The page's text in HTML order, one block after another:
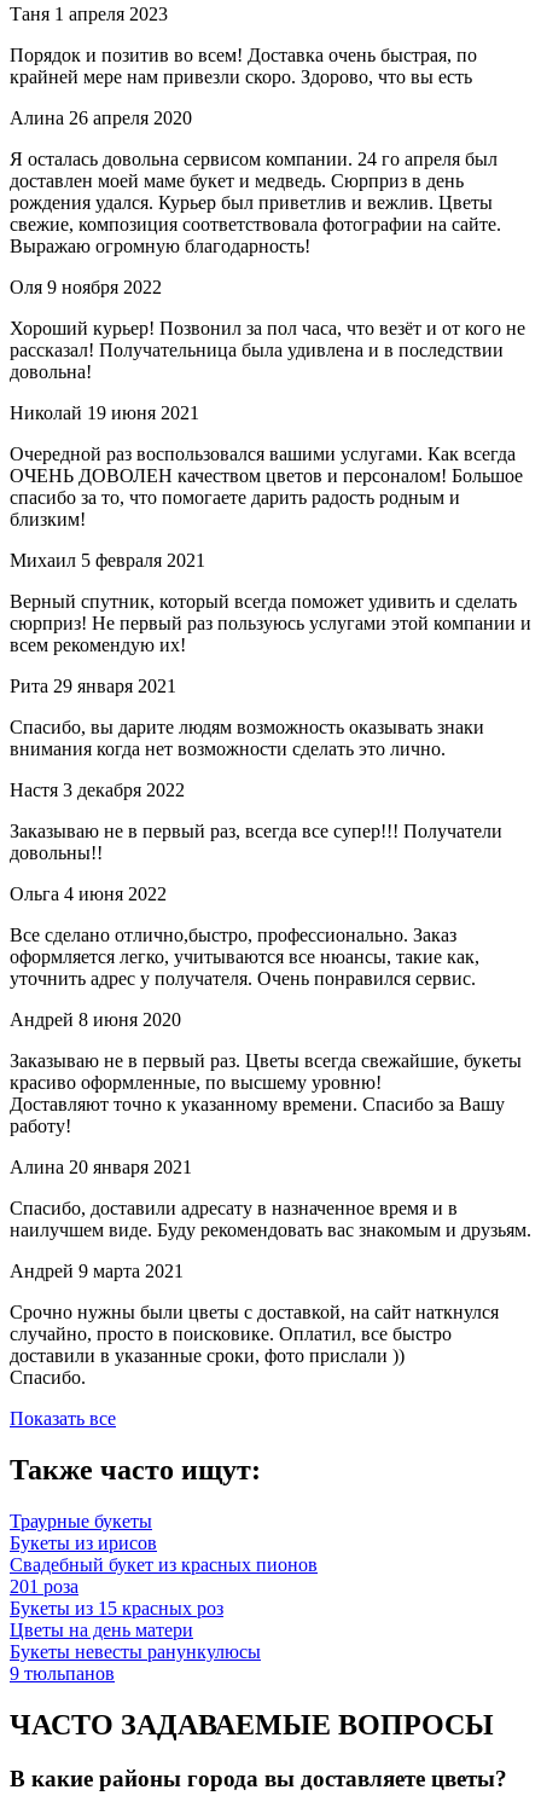
Таня 1 апреля 2023
Порядок и позитив во всем! Доставка очень быстрая, по
крайней мере нам привезли скоро. Здорово, что вы есть
Алина 26 апреля 2020
Я осталась довольна сервисом компании. 24 го апреля был
доставлен моей маме букет и медведь. Сюрприз в день
рождения удался. Курьер был приветлив и вежлив. Цветы
свежие, композиция соответствовала фотографии на сайте.
Выражаю огромную благодарность!
Оля 9 ноября 2022
Хороший курьер! Позвонил за пол часа, что везёт и от кого не
рассказал! Получательница была удивлена и в последствии
довольна!
Николай 19 июня 2021
Очередной раз воспользовался вашими услугами. Как всегда
ОЧЕНЬ ДОВОЛЕН качеством цветов и персоналом! Большое
спасибо за то, что помогаете дарить радость родным и
близким!
Михаил 5 февраля 2021
Верный спутник, который всегда поможет удивить и сделать
сюрприз! Не первый раз пользуюсь услугами этой компании и
всем рекомендую их!
Рита 29 января 2021
Спасибо, вы дарите людям возможность оказывать знаки
внимания когда нет возможности сделать это лично.
Настя 3 декабря 2022
Заказываю не в первый раз, всегда все супер!!! Получатели
довольны!!
Ольга 4 июня 2022
Все сделано отлично,быстро, профессионально. Заказ
оформляется легко, учитываются все нюансы, такие как,
уточнить адрес у получателя. Очень понравился сервис.
Андрей 8 июня 2020
Заказываю не в первый раз. Цветы всегда свежайшие, букеты
красиво оформленные, по высшему уровню!
Доставляют точно к указанному времени. Спасибо за Вашу
работу!
Алина 20 января 2021
Спасибо, доставили адресату в назначенное время и в
наилучшем виде. Буду рекомендовать вас знакомым и друзьям.
Андрей 9 марта 2021
Срочно нужны были цветы с доставкой, на сайт наткнулся
случайно, просто в поисковике. Оплатил, все быстро
доставили в указанные сроки, фото прислали ))
Спасибо.
Показать все
Также часто ищут:
Траурные букеты
Букеты из ирисов
Свадебный букет из красных пионов
201 роза
Букеты из 15 красных роз
Цветы на день матери
Букеты невесты ранункулюсы
9 тюльпанов
ЧАСТО ЗАДАВАЕМЫЕ ВОПРОСЫ
В какие районы города вы доставляете цветы?